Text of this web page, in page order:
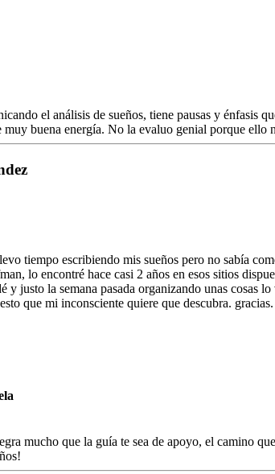
el análisis de sueños, tiene pausas y énfasis
muy buena energía. No la evaluo genial porque ello
tiempo escribiendo mis sueños pero no sabía
lo encontré hace casi 2 años en esos sitios
y justo la semana pasada organizando unas cosas
que mi inconsciente quiere que descubra. gracias.
mucho que la guía te sea de apoyo, el camino